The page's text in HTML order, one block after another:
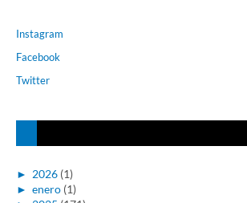
Instagram
Facebook
Twitter
► 2026 (1)
► enero (1)